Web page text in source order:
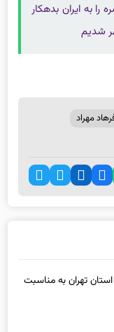
شدیم
تهران به مناسبت
یک بیشتر در